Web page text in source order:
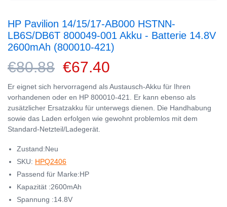
HP Pavilion 14/15/17-AB000 HSTNN-
LB6S/DB6T 800049-001 Akku - Batterie 14.8V
2600mAh (800010-421)
€80.88 €67.40
Er eignet sich hervorragend als Austausch-Akku für Ihren
vorhandenen oder en HP 800010-421. Er kann ebenso als
zusätzlicher Ersatzakku für unterwegs dienen. Die Handhabung
sowie das Laden erfolgen wie gewohnt problemlos mit dem
Standard-Netzteil/Ladegerät.
Zustand:Neu
SKU: HPQ2406
Passend für Marke:HP
Kapazität :2600mAh
Spannung :14.8V